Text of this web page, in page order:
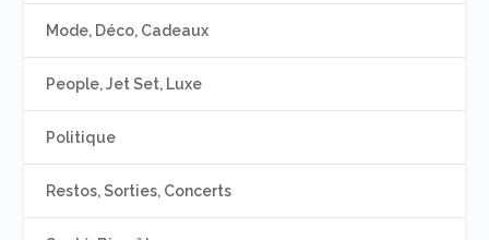
Mode, Déco, Cadeaux
People, Jet Set, Luxe
Politique
Restos, Sorties, Concerts